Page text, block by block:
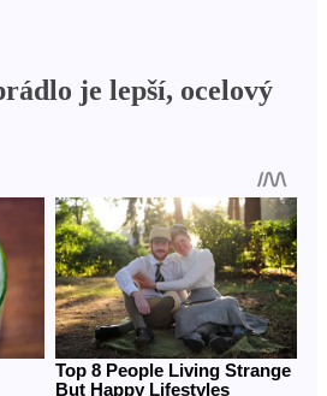
je lepší, ocelový